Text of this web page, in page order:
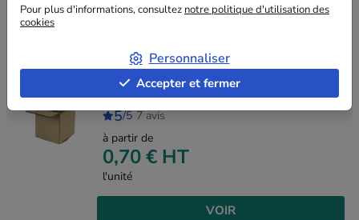
Carton double cannelure 20 x 20 x
20 cm
5/5 7 avis
à partir de
0,70 € HT
l'unité
VOIR
Pour plus d'informations, consultez notre politique d'utilisation des
cookies
Personnaliser
Accepter et fermer